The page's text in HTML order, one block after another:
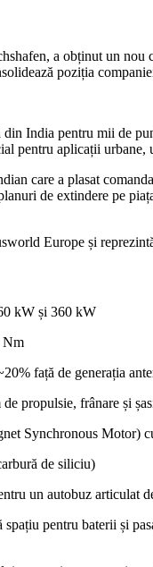
a obținut un
poziția
India pentru mii de
aplicații urbane,
care a plasat
de extindere pe
Europe și
kW și 360 kW
Nm
față de generația
propulsie, frânare și
Synchronous Motor)
de siliciu)
un autobuz articulat
spațiu pentru baterii și